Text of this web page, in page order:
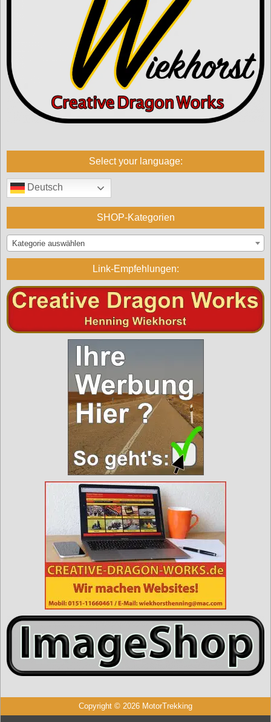
Select your language:
Deutsch
SHOP-Kategorien
Kategorie auswählen
Link-Empfehlungen:
Copyright © 2026 MotorTrekking